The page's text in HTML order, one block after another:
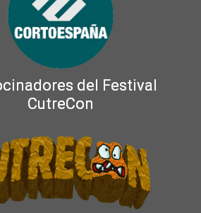
del Festival
CutreCon